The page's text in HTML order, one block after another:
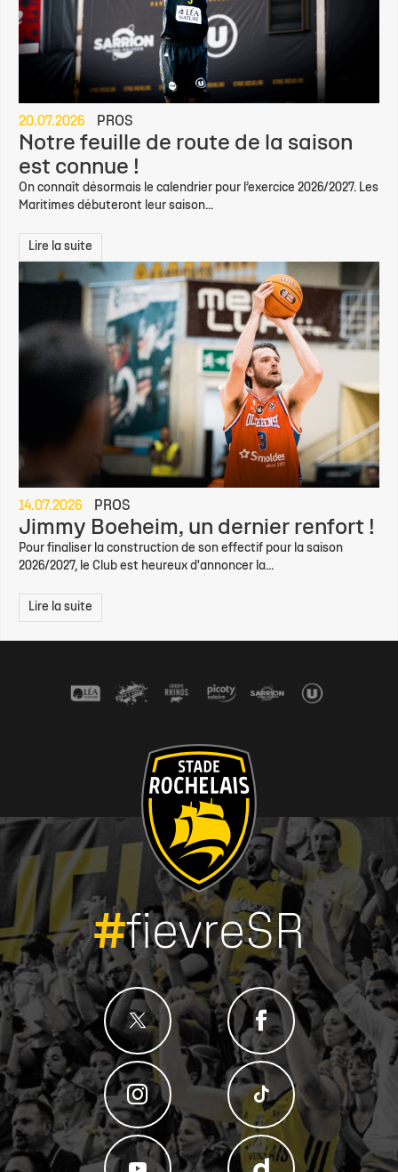
20.07.2026 PROS
Notre feuille de route de la saison
est connue !
On connaît désormais le calendrier pour l’exercice 2026/2027. Les
Maritimes débuteront leur saison...
Lire la suite
14.07.2026 PROS
Jimmy Boeheim, un dernier renfort !
Pour finaliser la construction de son effectif pour la saison
2026/2027, le Club est heureux d'annoncer la...
Lire la suite
#fievreSR